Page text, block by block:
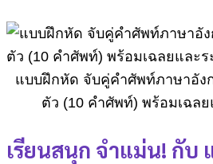
แบบฝึกหัด จับคู่คำศัพท์ภาษาอัง
ตัว (10 คำศัพท์) พร้อมเฉลย
เรียนสนุก จำแม่น! กั